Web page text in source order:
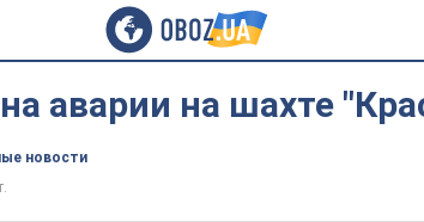
аварии на шахте
новости